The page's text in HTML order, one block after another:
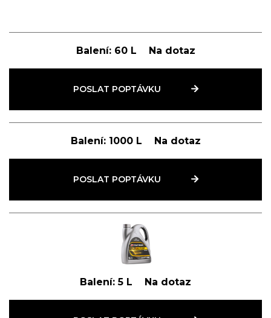
Balení:60 L Na dotaz
POSLAT POPTÁVKU
Balení:1000 L Na dotaz
POSLAT POPTÁVKU
Balení: 5 L Na dotaz